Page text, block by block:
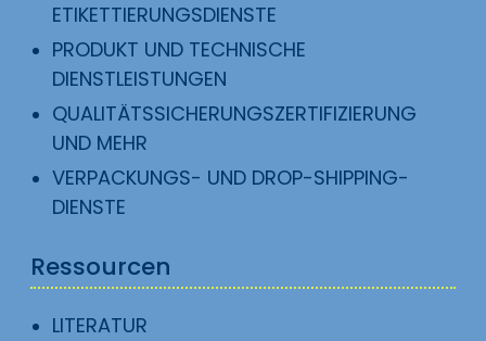
ETIKETTIERUNGSDIENSTE
PRODUKT UND TECHNISCHE
DIENSTLEISTUNGEN
QUALITÄTSSICHERUNGSZERTIFIZIERUNG
UND MEHR
VERPACKUNGS- UND DROP-SHIPPING-
DIENSTE
Ressourcen
LITERATUR